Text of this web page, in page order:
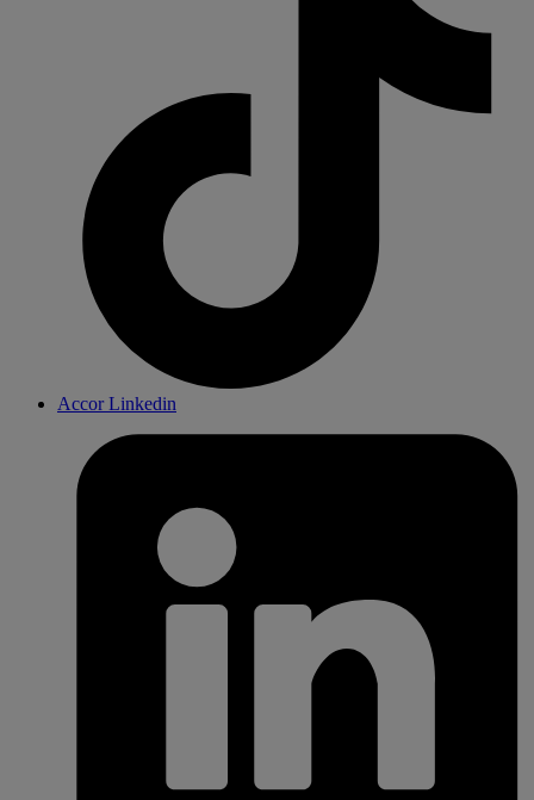
Accor Linkedin